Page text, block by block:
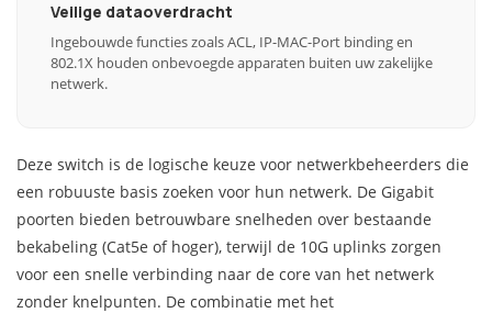
Veilige dataoverdracht
Ingebouwde functies zoals ACL, IP-MAC-Port binding en
802.1X houden onbevoegde apparaten buiten uw zakelijke
netwerk.
Deze switch is de logische keuze voor netwerkbeheerders die
een robuuste basis zoeken voor hun netwerk. De Gigabit
poorten bieden betrouwbare snelheden over bestaande
bekabeling (Cat5e of hoger), terwijl de 10G uplinks zorgen
voor een snelle verbinding naar de core van het netwerk
zonder knelpunten. De combinatie met het